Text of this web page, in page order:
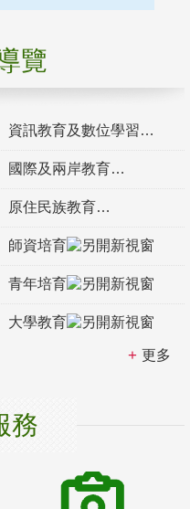
覽
資訊教育及數位學習
國際及兩岸教育
原住民族教育
師資培育
青年培育
大學教育
更多
務